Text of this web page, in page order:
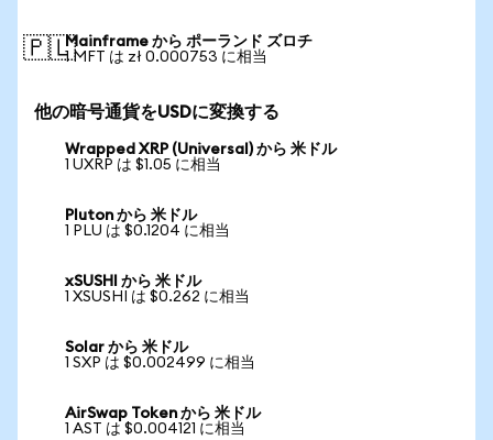
🇵🇱Mainframe から ポーランド ズロチ
1 MFT は zł 0.000753 に相当
他の暗号通貨をUSDに変換する
Wrapped XRP (Universal) から 米ドル
1 UXRP は $1.05 に相当
Pluton から 米ドル
1 PLU は $0.1204 に相当
xSUSHI から 米ドル
1 XSUSHI は $0.262 に相当
Solar から 米ドル
1 SXP は $0.002499 に相当
AirSwap Token から 米ドル
1 AST は $0.004121 に相当